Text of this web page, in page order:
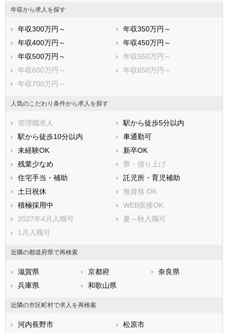
泉大津市
枚方市
茨木市
八尾市
泉佐野市
富田林市
寝屋川市
河内長野市
松原市
大東市
箕面市
羽曳野市
高石市
藤井寺市
東大阪市
泉南市
四條畷市
交野市
大阪狭山市
阪南市
豊能郡豊能町
豊能郡能勢町
泉北郡忠岡町
泉南郡熊取町
泉南郡田尻町
南河内郡千早赤阪村
年収から求人を探す
年収300万円～
年収350万円～
年収400万円～
年収450万円～
年収500万円～
年収550万円～
年収600万円～
年収650万円～
年収700万円～
人気のこだわり条件から求人を探す
管理職求人
駅から徒歩5分以内
駅から徒歩10分以内
車通勤可
未経験OK
新卒OK
残業少なめ
寮・借り上げ
住宅手当・補助
託児所・育児補助
土日祝休
無資格 OK
積極採用中
WEB面接OK
2027年4月入職可
夏～秋入職可
1月入職可
近隣の都道府県で再検索
滋賀県 京都府
奈良県
兵庫県
和歌山県
近隣の市区町村で求人を再検索
河内長野市
松原市